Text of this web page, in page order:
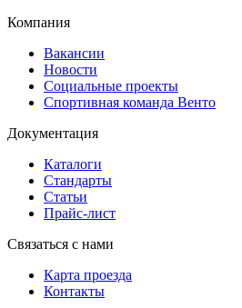
Компания
Вакансии
Новости
Социальные проекты
Спортивная команда Венто
Документация
Каталоги
Стандарты
Статьи
Прайс-лист
Связаться с нами
Карта проезда
Контакты